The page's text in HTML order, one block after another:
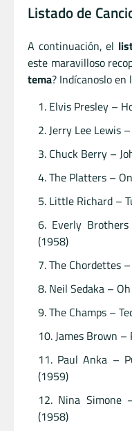
Listado de
A continuación, el
este maravilloso
tema? Indícanoslo en
Elvis Presley –
Jerry Lee Lewis
Chuck Berry –
The Platters –
Little Richard –
Everly
(1958)
The Chordettes
Neil Sedaka –
The Champs –
James Brown –
Paul Anka –
(1959)
Nina Simone
(1958)